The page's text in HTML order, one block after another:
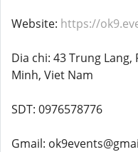
Website: https://
Dia chi: 43 Trung Lang,
Minh, Viet Nam
SDT: 0976578776
Gmail: